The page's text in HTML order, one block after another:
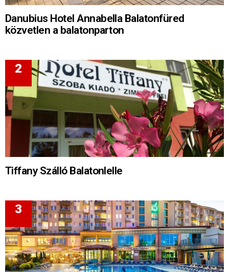
Danubius Hotel Annabella Balatonfüred
közvetlen a balatonparton
Tiffany Szálló Balatonlelle